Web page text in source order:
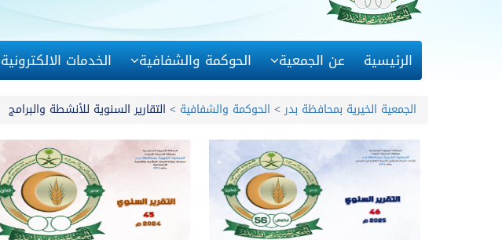
الرئيسية عن الجمعية الحوكمة والشفافية الخدمات الالكترونية
الجمعية الخيرية بمحافظة بدر> الحوكمة والشفافية > التقارير السنوية للأنشطة والبرامج